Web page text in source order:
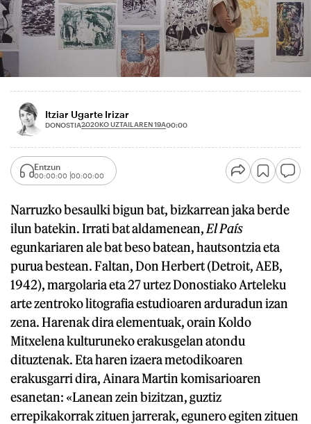
Itziar Ugarte Irizar
DONOSTIA2020KO UZTAILAREN 19A00:00
Entzun
00:00:00 00:00:00
Narruzko besaulki bigun bat, bizkarrean jaka berde
ilun batekin. Irrati bat aldamenean, El País
egunkariaren ale bat beso batean, hautsontzia eta
purua bestean. Faltan, Don Herbert (Detroit, AEB,
1942), margolaria eta 27 urtez Donostiako Arteleku
arte zentroko litografia estudioaren arduradun izan
zena. Harenak dira elementuak, orain Koldo
Mitxelena kulturuneko erakusgelan atondu
dituztenak. Eta haren izaera metodikoaren
erakusgarri dira, Ainara Martin komisarioaren
esanetan: «Lanean zein bizitzan, guztiz
errepikakorrak zituen jarrerak, egunero egiten zituen